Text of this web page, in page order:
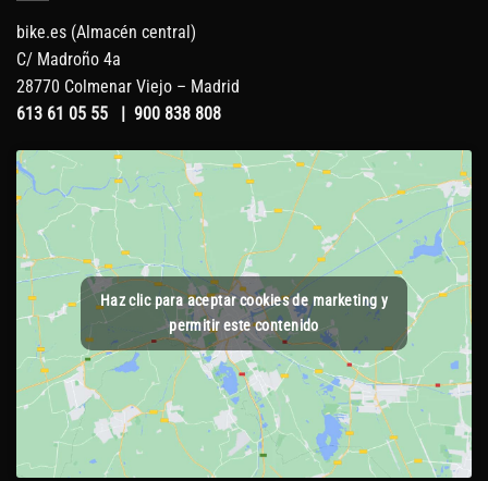
bike.es (Almacén central)
C/ Madroño 4a
28770 Colmenar Viejo – Madrid
613 61 05 55 | 900 838 808
Haz clic para aceptar cookies de marketing y
permitir este contenido